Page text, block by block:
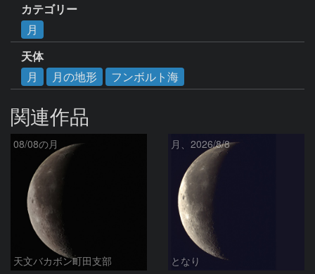
カテゴリー
月
天体
月
月の地形 フンボルト海
関連作品
08/08の月
天文バカボン町田支部
月、2026/8/8
となり